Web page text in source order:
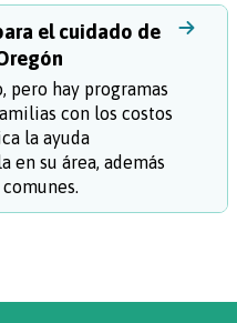
el cuidado de
pero hay programas
con los costos
la ayuda
en su área, además